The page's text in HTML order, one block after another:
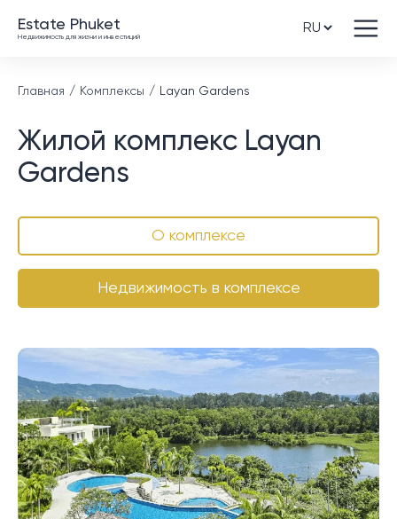
Estate Phuket
Недвижимость для жизни и инвестиций
Главная Комплексы Layan Gardens
Жилой комплекс Layan
Gardens
О комплексе
Недвижимость в комплексе